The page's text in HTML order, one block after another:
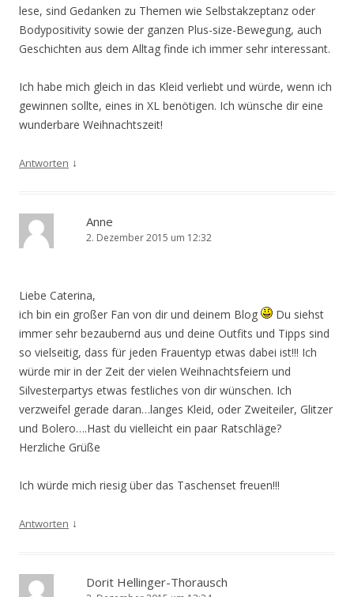
lese, sind Gedanken zu Themen wie Selbstakzeptanz oder
Bodypositivity sowie der ganzen Plus-size-Bewegung, auch
Geschichten aus dem Alltag finde ich immer sehr interessant.
Ich habe mich gleich in das Kleid verliebt und würde, wenn ich
gewinnen sollte, eines in XL benötigen. Ich wünsche dir eine
wunderbare Weihnachtszeit!
Antworten ↓
Anne
2. Dezember 2015 um 12:32
Liebe Caterina,
ich bin ein großer Fan von dir und deinem Blog
Du siehst
immer sehr bezaubernd aus und deine Outfits und Tipps sind
so vielseitig, dass für jeden Frauentyp etwas dabei ist!!! Ich
würde mir in der Zeit der vielen Weihnachtsfeiern und
Silvesterpartys etwas festliches von dir wünschen. Ich
verzweifel gerade daran…langes Kleid, oder Zweiteiler, Glitzer
und Bolero….Hast du vielleicht ein paar Ratschläge?
Herzliche Grüße
Ich würde mich riesig über das Taschenset freuen!!!
Antworten ↓
Dorit Hellinger-Thorausch